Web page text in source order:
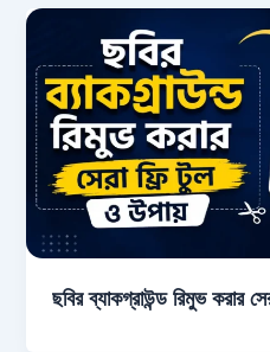
ছবির ব্যাকগ্রাউন্ড রিমুভ করার